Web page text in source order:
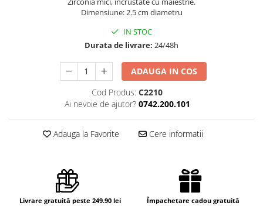
Dimensiune: 2.5 cm diametru
IN STOC
Durata de livrare: 24/48h
ADAUGA IN COS
Cod Produs: C2210
Ai nevoie de ajutor? 0742.200.101
Adauga la Favorite Cere informatii
Livrare gratuită peste 249.90 lei Împachetare cadou gratuită